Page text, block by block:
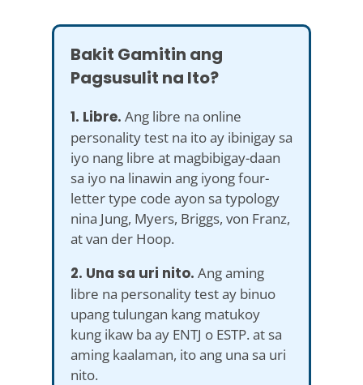
Bakit Gamitin ang
Pagsusulit na Ito?
1. Libre. Ang libre na online
personality test na ito ay ibinigay sa
iyo nang libre at magbibigay-daan
sa iyo na linawin ang iyong four-
letter type code ayon sa typology
nina Jung, Myers, Briggs, von Franz,
at van der Hoop.
2. Una sa uri nito. Ang aming
libre na personality test ay binuo
upang tulungan kang matukoy
kung ikaw ba ay ENTJ o ESTP. at sa
aming kaalaman, ito ang una sa uri
nito.